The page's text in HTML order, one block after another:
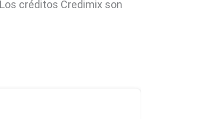
créditos Credimix son